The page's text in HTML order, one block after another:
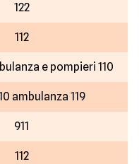
122
112
e pompieri 110
ambulanza 119
911
112